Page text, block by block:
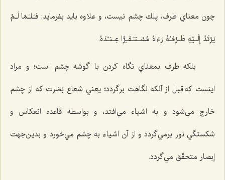
چون معناي طرف، پلك چشم نيست، و علاوه بايد بفرمايد: فـَلـَمّا لَـمْ
يَرْتَدَّ إِلَـيْهِ طَـرْفـُهُ رَءَ‌اهُ مُسْـتـَقـِرًّا عِـنـْدَهُ.
بلكه طرف بمعناي نگاه كردن با گوشه چشم است؛ و مراد
اينست كه:قبل از آنكه نگاهت برگردد؛ يعني شعاع بَصَرت كه از چشم
خارج مي‌شود و به اشياء مي‌افتد، و بواسطه قاعده انعكاس و
شكستگي نور برمي‌گردد و از آن اشياء به چشم مي‌خورد و بدين‌جهت
إبصار متحقّق مي‌گردد.